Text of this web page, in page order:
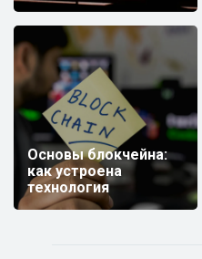
Основы блокчейна:
как устроена
технология